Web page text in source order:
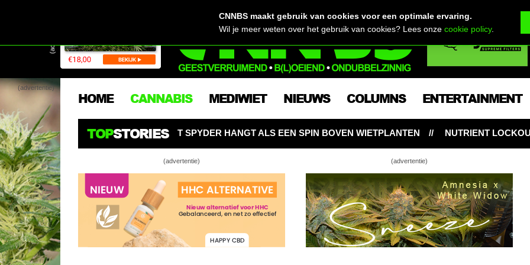
(advertentie)
(advertentie)
HOME CANNABIS MEDIWIET NIEUWS COLUMNS ENTERTAINMENT
TOPSTORIES
AI-KWEEKROBOT SPYDER HANGT ALS EEN SPIN BOVEN WIETPLANTEN NUTRIENT LOCKOUT: HONGERIGE
(advertentie) (advertentie)
CNNBS maakt gebruik van cookies voor een optimale ervaring.
Wil je meer weten over het gebruik van cookies? Lees onzecookie policy.